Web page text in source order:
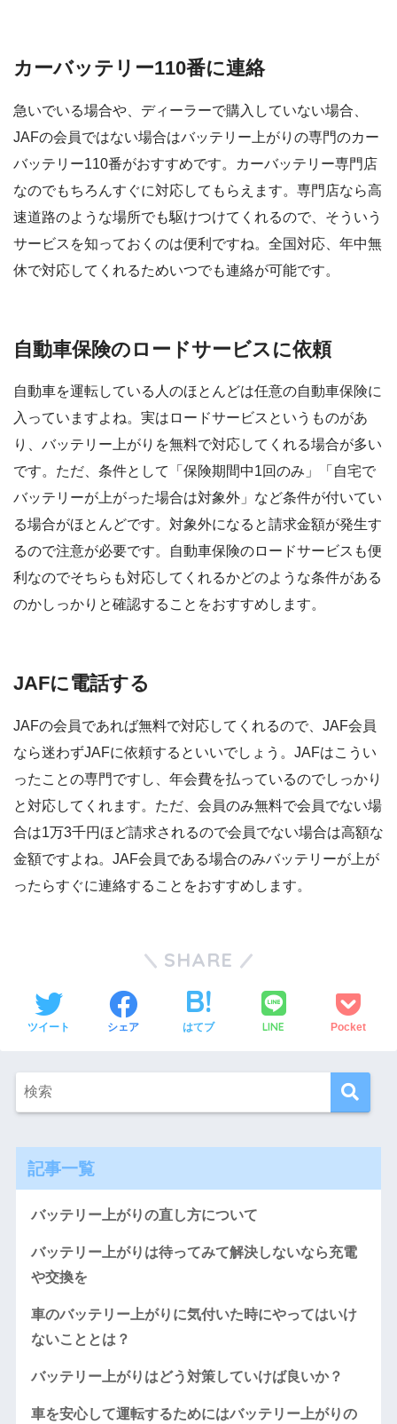
カーバッテリー110番に連絡
急いでいる場合や、ディーラーで購入していない場合、
JAFの会員ではない場合はバッテリー上がりの専門のカー
バッテリー110番がおすすめです。カーバッテリー専門店
なのでもちろんすぐに対応してもらえます。専門店なら高
速道路のような場所でも駆けつけてくれるので、そういう
サービスを知っておくのは便利ですね。全国対応、年中無
休で対応してくれるためいつでも連絡が可能です。
自動車保険のロードサービスに依頼
自動車を運転している人のほとんどは任意の自動車保険に
入っていますよね。実はロードサービスというものがあ
り、バッテリー上がりを無料で対応してくれる場合が多い
です。ただ、条件として「保険期間中1回のみ」「自宅で
バッテリーが上がった場合は対象外」など条件が付いてい
る場合がほとんどです。対象外になると請求金額が発生す
るので注意が必要です。自動車保険のロードサービスも便
利なのでそちらも対応してくれるかどのような条件がある
のかしっかりと確認することをおすすめします。
JAFに電話する
JAFの会員であれば無料で対応してくれるので、JAF会員
なら迷わずJAFに依頼するといいでしょう。JAFはこうい
ったことの専門ですし、年会費を払っているのでしっかり
と対応してくれます。ただ、会員のみ無料で会員でない場
合は1万3千円ほど請求されるので会員でない場合は高額な
金額ですよね。JAF会員である場合のみバッテリーが上が
ったらすぐに連絡することをおすすめします。
SHARE
ツイート シェア はてブ LINE Pocket
記事一覧
バッテリー上がりの直し方について
バッテリー上がりは待ってみて解決しないなら充電
や交換を
車のバッテリー上がりに気付いた時にやってはいけ
ないこととは？
バッテリー上がりはどう対策していけば良いか？
車を安心して運転するためにはバッテリー上がりの